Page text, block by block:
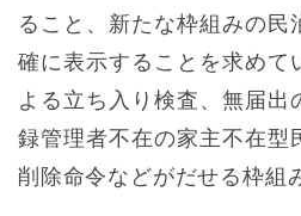
ること、新たな枠組みの民
確に表示することを求めて
よる立ち入り検査、無届出
録管理者不在の家主不在型
削除命令などがだせる枠組